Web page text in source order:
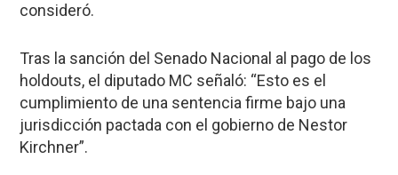
consideró.
Tras la sanción del Senado Nacional al pago de los
holdouts, el diputado MC señaló: “Esto es el
cumplimiento de una sentencia firme bajo una
jurisdicción pactada con el gobierno de Nestor
Kirchner”.